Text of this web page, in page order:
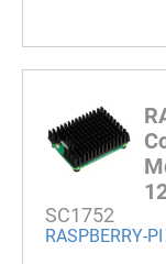
SC1752
RASPBERRY-PI